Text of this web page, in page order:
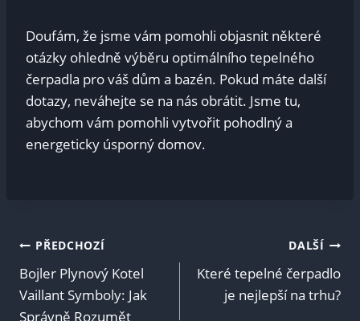
Doufám, že jsme ‌vám pomohli ​objasnit‍ některé
otázky ohledně výběru optimálního tepelného
čerpadla pro ‌váš dům⁣ a bazén. Pokud máte ⁢další
dotazy, neváhejte se ‍na⁤ nás obrátit.⁢ Jsme tu,
abychom⁢ vám​ pomohli vytvořit pohodlný a
energeticky úsporný domov.
Navigace
pro
PŘEDCHOZÍ
Bojler Plynový Kotel
Vaillant Symboly: Jak
Správně Rozumět
DALŠÍ
Které tepelné čerpadlo
je nejlepší na trhu?